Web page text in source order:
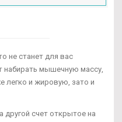
не станет для вас
мышечную массу,
легко и жировую, зато и
счет открытое на